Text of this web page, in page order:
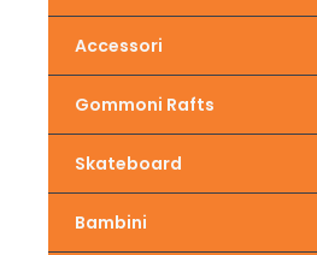
Accessori
Gommoni Rafts
Skateboard
Bambini